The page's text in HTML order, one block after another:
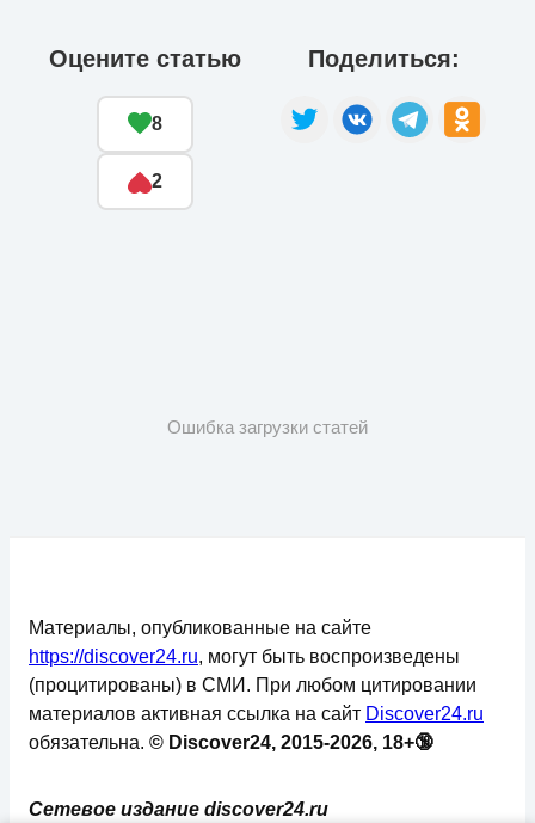
Оцените статью
8
2
Поделиться:
Ошибка загрузки статей
Сетевое издание discover24.ru
Материалы, опубликованные на сайте
https://discover24.ru, могут быть воспроизведены
(процитированы) в СМИ. При любом цитировании
материалов активная ссылка на сайт Discover24.ru
обязательна. © Discover24, 2015-2026, 18+🔞